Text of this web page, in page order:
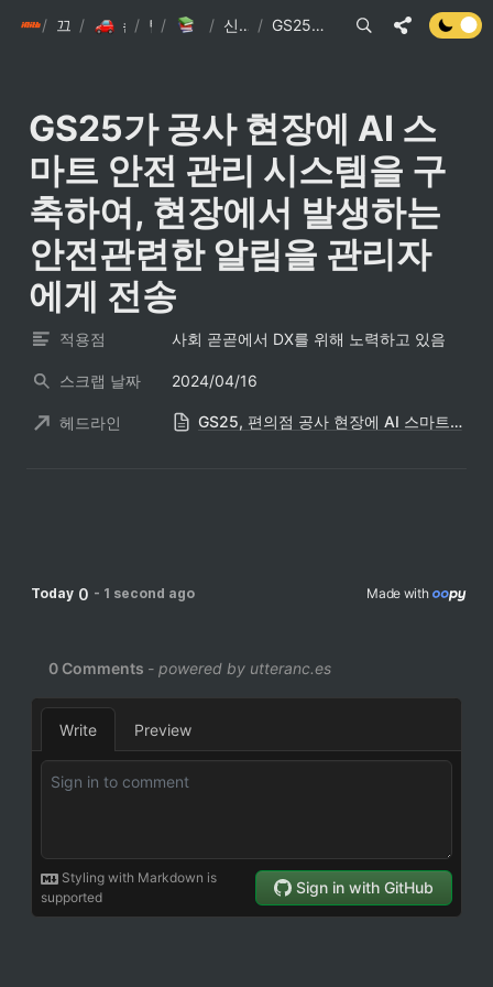
init6
/ 끄적끄적/ 손현준 끄적끄적
/ 팁
/ IT관련 기사
/ 신문스크랩 요약 / GS25가 공사 현장에 AI 스마트 안전 관리 시스템을 구축하여, 현장에서 발생하는 안전관련한 알림을 관리자에게 전송
GS25가 공사 현장에 AI 스
마트 안전 관리 시스템을 구
축하여, 현장에서 발생하는
안전관련한 알림을 관리자
에게 전송
적용점 사회 곧곧에서 DX를 위해 노력하고 있음
스크랩 날짜 2024/04/16
헤드라인 GS25, 편의점 공사 현장에 AI 스마트안전관리 시스템 구축
Today 0 - 1 second ago Made with